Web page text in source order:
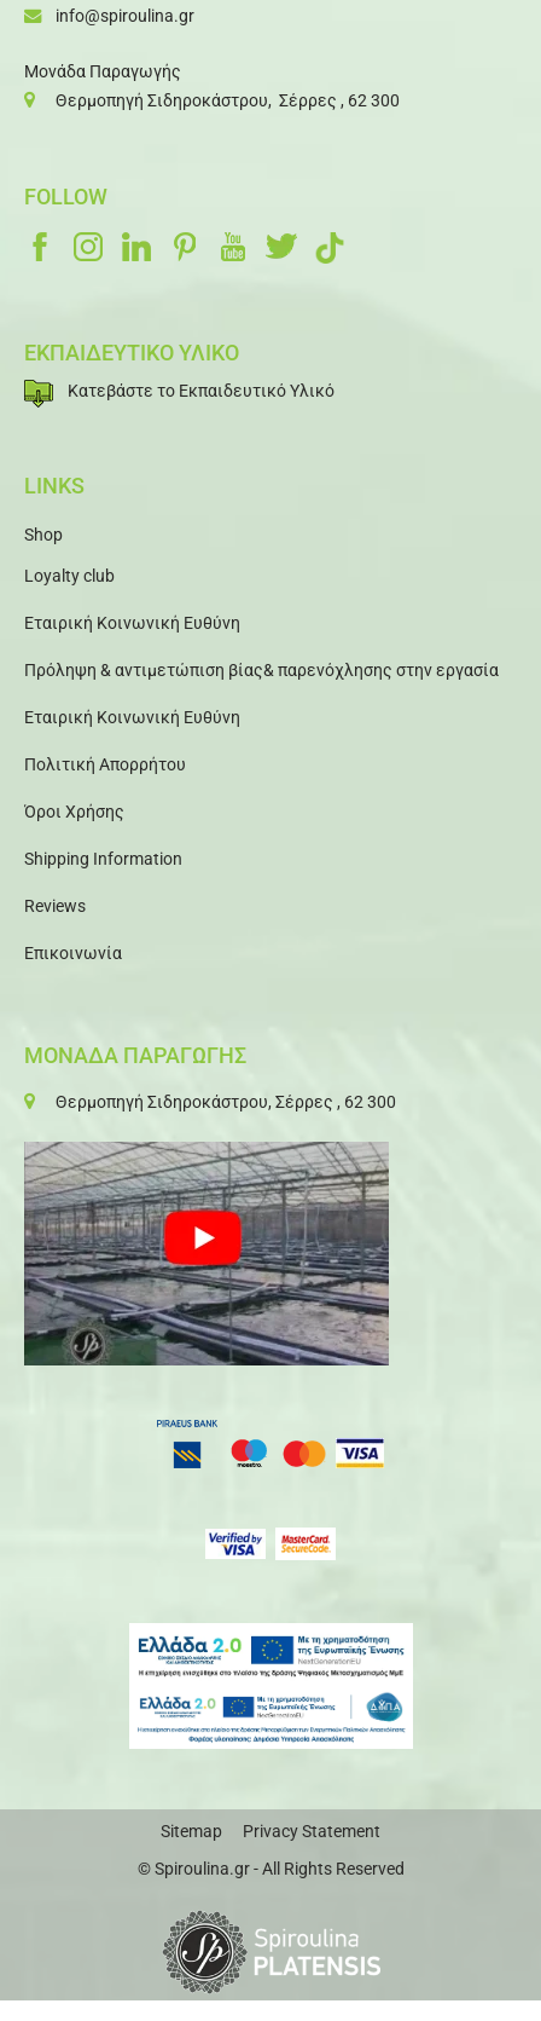
info@spiroulina.gr
Μονάδα Παραγωγής
Θερμοπηγή Σιδηροκάστρου, Σέρρες , 62 300
FOLLOW
ΕΚΠΑΙΔΕΥΤΙΚΟ ΥΛΙΚΟ
Κατεβάστε το Εκπαιδευτικό Υλικό
LINKS
Shop
Loyalty club
Εταιρική Κοινωνική Ευθύνη
Πρόληψη & αντιμετώπιση βίας& παρενόχλησης στην εργασία
Εταιρική Κοινωνική Ευθύνη
Πολιτική Απορρήτου
Όροι Χρήσης
Shipping Information
Reviews
Επικοινωνία
ΜΟΝΑΔΑ ΠΑΡΑΓΩΓΗΣ
Θερμοπηγή Σιδηροκάστρου, Σέρρες , 62 300
Sitemap
Privacy Statement
© Spiroulina.gr - All Rights Reserved